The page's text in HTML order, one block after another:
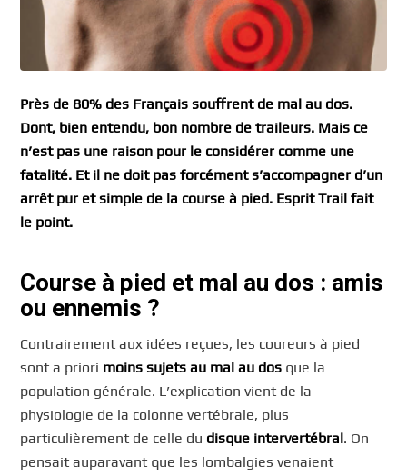
Près de 80% des Français souffrent de mal au dos.
Dont, bien entendu, bon nombre de traileurs. Mais ce
n’est pas une raison pour le considérer comme une
fatalité. Et il ne doit pas forcément s’accompagner d’un
arrêt pur et simple de la course à pied. Esprit Trail fait
le point.
Course à pied et mal au dos : amis
ou ennemis ?
Contrairement aux idées reçues, les coureurs à pied
sont a priori moins sujets au mal au dos que la
population générale. L’explication vient de la
physiologie de la colonne vertébrale, plus
particulièrement de celle du disque intervertébral. On
pensait auparavant que les lombalgies venaient